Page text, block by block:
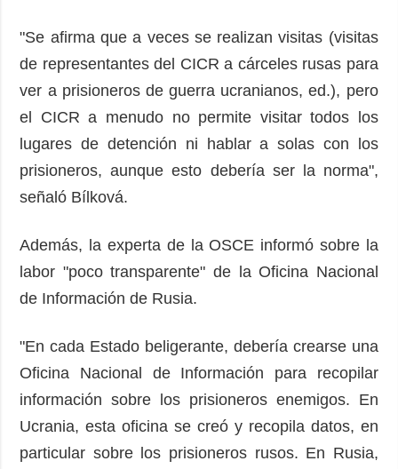
"Se afirma que a veces se realizan visitas (visitas
de representantes del CICR a cárceles rusas para
ver a prisioneros de guerra ucranianos, ed.), pero
el CICR a menudo no permite visitar todos los
lugares de detención ni hablar a solas con los
prisioneros, aunque esto debería ser la norma",
señaló Bílková.
Además, la experta de la OSCE informó sobre la
labor "poco transparente" de la Oficina Nacional
de Información de Rusia.
"En cada Estado beligerante, debería crearse una
Oficina Nacional de Información para recopilar
información sobre los prisioneros enemigos. En
Ucrania, esta oficina se creó y recopila datos, en
particular sobre los prisioneros rusos. En Rusia,